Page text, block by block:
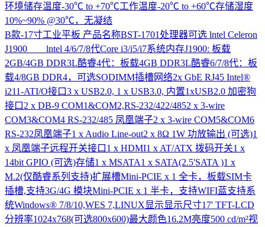
环境储存温度-30℃ to +70℃工作温度-20℃ to +60℃存储湿度
10%~90% @30℃，无凝结
B款-17寸工业平板 产品名称BST-1701处理器可选 lntel Celeron
J1900 lntel 4/6/7/8代Core i3/i5/i7系统内存J1900: 板载
2GB/4GB DDR3L酷睿4代：板载4GB DDR3L酷睿6/7/8代：板
载4/8GB DDR4，可选SODIMM插槽网络2x GbE RJ45 Intel®
i211-ATI/O接口3 x USB2.0, 1 x USB3.0, 内置1xUSB2.0 加密狗
接口2 x DB-9 COM1&COM2,RS-232/422/4852 x 3-wire
COM3&COM4 RS-232/485 凤凰端子2 x 3-wire COM5&COM6
RS-232凤凰端子1 x Audio Line-out2 x 8Ω 1W 功放输出 (可选)1
x 凤凰端子远程开关接口1 x HDMI1 x AT/ATX 拨码开关1 x
14bit GPIO (可选)存储1 x MSATA1 x SATA(2.5'SATA )1 x
M.2(仅酷睿系列支持)扩展槽Mini-PCIE x 1 全卡，板载SIM卡
插槽,支持3G/4G 模块Mini-PCIE x 1 半卡，支持WIFI蓝支持系
统Windows® 7/8/10,WES 7,LINUX显示显示尺寸17' TFT-LCD
分辨率1024x768(可选800x600)最大颜色16.2M亮度500 cd/m²视